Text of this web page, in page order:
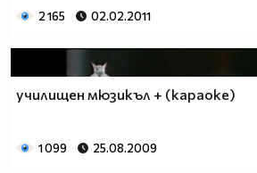
2 165 02.02.2011
училищен мюзикъл + (караоке)
1 099 25.08.2009